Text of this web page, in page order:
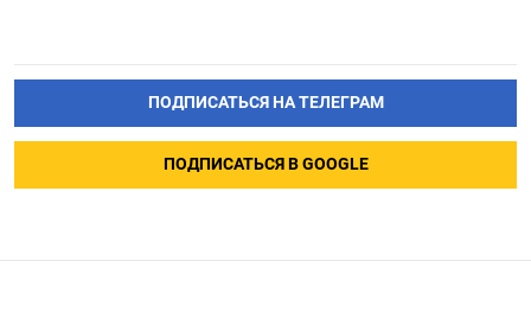
ПОДПИСАТЬСЯ НА ТЕЛЕГРАМ
ПОДПИСАТЬСЯ В GOOGLE